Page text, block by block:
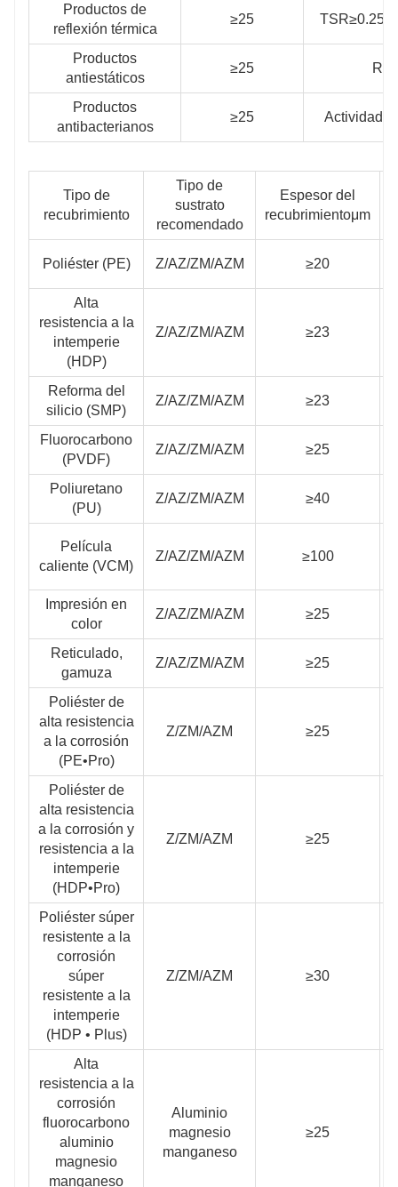
Productos de
reflexión térmica
≥25 TSR≥0.25,
Productos
antiestáticos
≥25
Productos
antibacterianos
≥25 Actividad
Tipo de
recubrimiento
Tipo de
sustrato
recomendado
Espesor del
recubrimientoμm
Poliéster (PE) Z/AZ/ZM/AZM ≥20
Alta
resistencia a la
intemperie
(HDP)
Z/AZ/ZM/AZM ≥23
Reforma del
silicio (SMP)
Z/AZ/ZM/AZM ≥23
Fluorocarbono
(PVDF)
Z/AZ/ZM/AZM ≥25
Poliuretano
(PU)
Z/AZ/ZM/AZM ≥40
Película
caliente (VCM)
Z/AZ/ZM/AZM ≥100
Impresión en
color
Z/AZ/ZM/AZM ≥25
Reticulado,
gamuza
Z/AZ/ZM/AZM ≥25
Poliéster de
alta resistencia
a la corrosión
(PE•Pro)
Z/ZM/AZM ≥25
Poliéster de
alta resistencia
a la corrosión y
resistencia a la
intemperie
(HDP•Pro)
Z/ZM/AZM ≥25
Poliéster súper
resistente a la
corrosión
súper
resistente a la
intemperie
(HDP • Plus)
Z/ZM/AZM ≥30
Alta
resistencia a la
corrosión
fluorocarbono
aluminio
magnesio
manganeso
Aluminio
magnesio
manganeso
≥25